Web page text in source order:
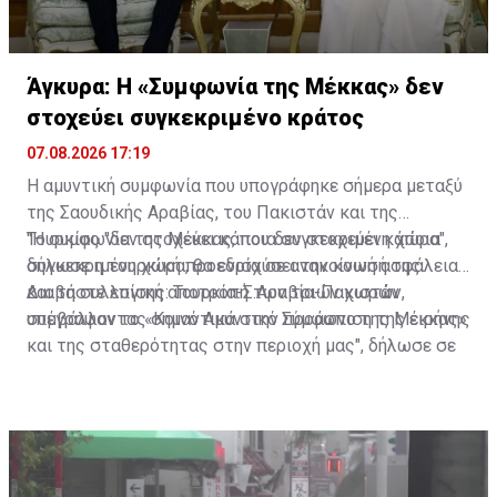
Άγκυρα: Η «Συμφωνία της Μέκκας» δεν
στοχεύει συγκεκριμένο κράτος
07.08.2026 17:19
Η αμυντική συμφωνία που υπογράφηκε σήμερα μεταξύ
της Σαουδικής Αραβίας, του Πακιστάν και της
Τουρκίας "δεν στοχεύει κάποια συγκεκριμένη χώρα",
δήλωσε η τουρκική προεδρία σε ανακοίνωσή της.
"Η συμφωνία της Μέκκας, που δεν στοχεύει κάποια
συγκεκριμένη χώρα, θα ενισχύσει την κοινή ασφάλεια
και τη συλλογική αποτροπή των τριών χωρών,
συμβάλλοντας σημαντικά στην προάσπιση της ειρήνης
και της σταθερότητας στην περιοχή μας", δήλωσε σε
Μπουρχανετίν Ντουράν.
Διαβάστε επίσης:Τουρκία-Σ.Αραβία-Πακιστάν
υπέγραψαν το «Κοινό Αμυντικό Σύμφωνο της Μέκκας»